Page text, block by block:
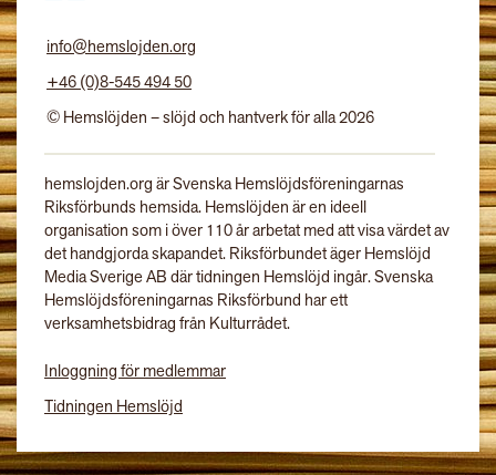
info@hemslojden.org
+46 (0)8-545 494 50
© Hemslöjden – slöjd och hantverk för alla 2026
hemslojden.org är Svenska Hemslöjdsföreningarnas
Riksförbunds hemsida. Hemslöjden är en ideell
organisation som i över 110 år arbetat med att visa värdet av
det handgjorda skapandet. Riksförbundet äger Hemslöjd
Media Sverige AB där tidningen Hemslöjd ingår. Svenska
Hemslöjdsföreningarnas Riksförbund har ett
verksamhetsbidrag från Kulturrådet.
Inloggning för medlemmar
Tidningen Hemslöjd